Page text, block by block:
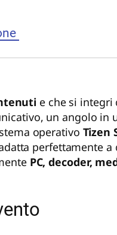
e che si
un angolo in
operativo Tizen
perfettamente
PC, decoder,